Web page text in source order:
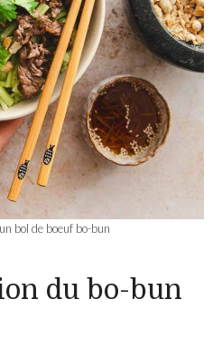
bol de boeuf bo-bun
du bo-bun